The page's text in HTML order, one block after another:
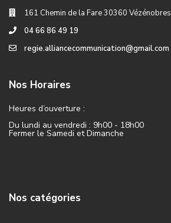
161 Chemin de la Fare 30360 Vézénobres
04 66 86 49 19
regie.alliancecommunication@gmail.com
Nos Horaires
Heures d’ouverture :
Du lundi au vendredi : 9h00 - 18h00
Fermer le Samedi et Dimanche
Nos catégories